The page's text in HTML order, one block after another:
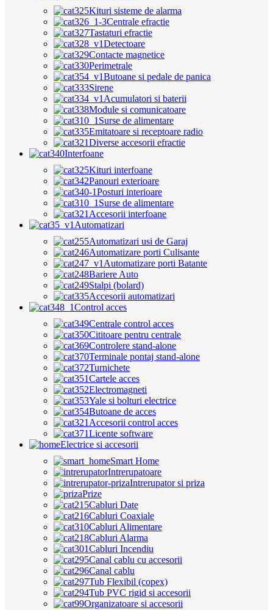
Kituri sisteme de alarma
Centrale efractie
Tastaturi efractie
Detectoare
Contacte magnetice
Perimetrale
Butoane si pedale de panica
Sirene
Acumulatori si baterii
Module si comunicatoare
Surse de alimentare
Emitatoare si receptoare radio
Diverse accesorii efractie
Interfoane
Kituri interfoane
Panouri exterioare
Posturi interioare
Surse de alimentare
Accesorii interfoane
Automatizari
Automatizari usi de Garaj
Automatizare porti Culisante
Automatizare porti Batante
Bariere Auto
Stalpi (bolard)
Accesorii automatizari
Control acces
Centrale control acces
Cititoare pentru centrale
Controlere stand-alone
Terminale pontaj stand-alone
Turnichete
Cartele acces
Electromagneti
Yale si bolturi electrice
Butoane de acces
Accesorii control acces
Licente software
Electrice si accesorii
Smart Home
Intrerupatoare
Intrerupator si priza
Prize
Cabluri Date
Cabluri Coaxiale
Cabluri Alimentare
Cabluri Alarma
Cabluri Incendiu
Canal cablu cu accesorii
Canal cablu
Tub Flexibil (copex)
Tub PVC rigid si accesorii
Organizatoare si accesorii